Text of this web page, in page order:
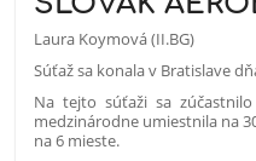
Laura Koymová (II.BG)
Súťaž sa konala v Bratislave
Na tejto súťaži sa
medzinárodne umiestnila na
na 6 mieste.